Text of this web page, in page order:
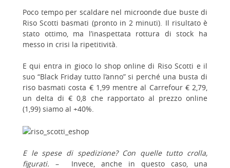
Poco tempo per scaldare nel microonde due buste di
Riso Scotti basmati (pronto in 2 minuti). Il risultato è
stato ottimo, ma l’inaspettata rottura di stock ha
messo in crisi la ripetitività.
E qui entra in gioco lo shop online di Riso Scotti e il
suo “Black Friday tutto l’anno” si perché una busta di
riso basmati costa € 1,99 mentre al Carrefour € 2,79,
un delta di € 0,8 che rapportato al prezzo online
(1,99) siamo al +40%.
E le spese di spedizione? Con quelle tutto crolla,
figurati. – Invece, anche in questo caso, una